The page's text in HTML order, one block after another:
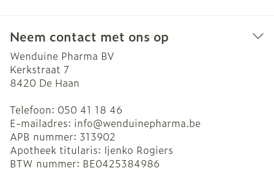
Neem contact met ons op
Wenduine Pharma BV
Kerkstraat 7
8420 De Haan
Telefoon: 050 41 18 46
E-mailadres: info@wenduinepharma.be
APB nummer: 313902
Apotheek titularis: Ijenko Rogiers
BTW nummer: BE0425384986